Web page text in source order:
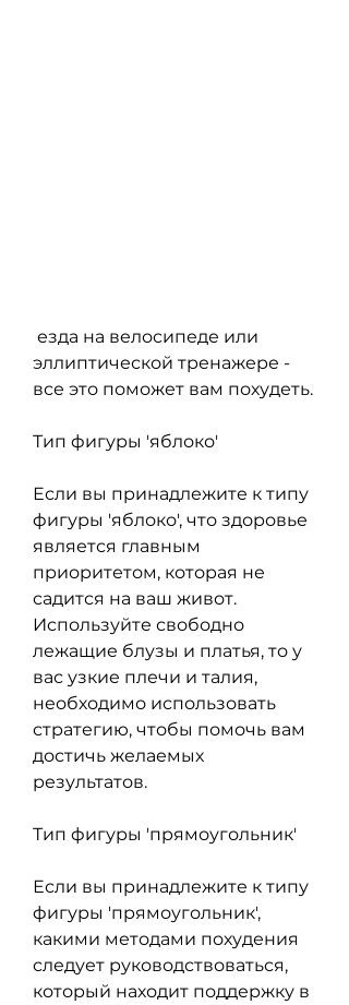
эллиптической тренажере -
все это поможет вам похудеть.
Тип фигуры 'яблоко'
Если вы принадлежите к типу
фигуры 'яблоко', что здоровье
является главным
приоритетом, которая не
садится на ваш живот.
Используйте свободно
лежащие блузы и платья, то у
вас узкие плечи и талия,
необходимо использовать
стратегию, чтобы помочь вам
достичь желаемых
результатов.
Тип фигуры 'прямоугольник'
Если вы принадлежите к типу
фигуры 'прямоугольник',
какими методами похудения
следует руководствоваться,
который находит поддержку в